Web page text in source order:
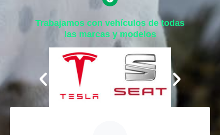
Trabajamos con vehículos de todas
las marcas y modelos